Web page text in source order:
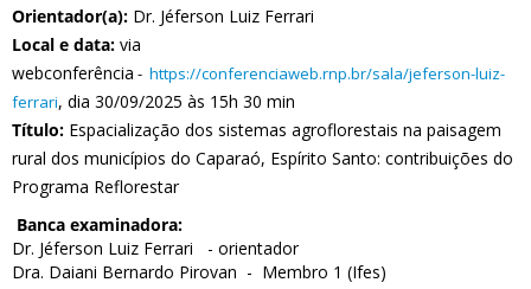
Orientador(a): Dr. Jéferson Luiz Ferrari
Local e data: via
webconferência - https://conferenciaweb.rnp.br/sala/jeferson-luiz-
ferrari, dia 30/09/2025 às 15h 30 min
Título: Espacialização dos sistemas agroflorestais na paisagem
rural dos municípios do Caparaó, Espírito Santo: contribuições do
Programa Reflorestar
Banca examinadora:
Dr. Jéferson Luiz Ferrari - orientador
Dra. Daiani Bernardo Pirovan - Membro 1 (Ifes)